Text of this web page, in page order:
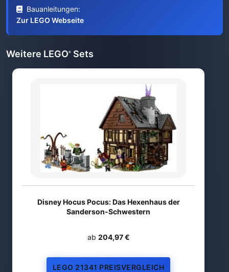
Bauanleitungen:
Zur LEGO Webseite
Weitere LEGO® Sets
Disney Hocus Pocus: Das Hexenhaus der
Sanderson-Schwestern
ab 204,97 €
LEGO 21341 PREISVERGLEICH